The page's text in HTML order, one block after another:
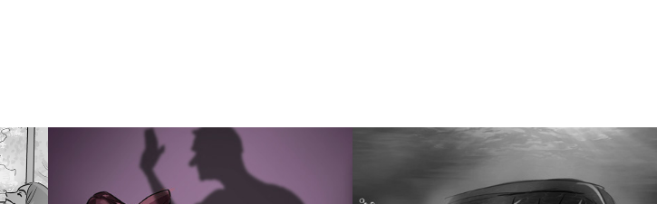
Instituto Natura-
Cyrk
Mercedes - Sweet
Filmes